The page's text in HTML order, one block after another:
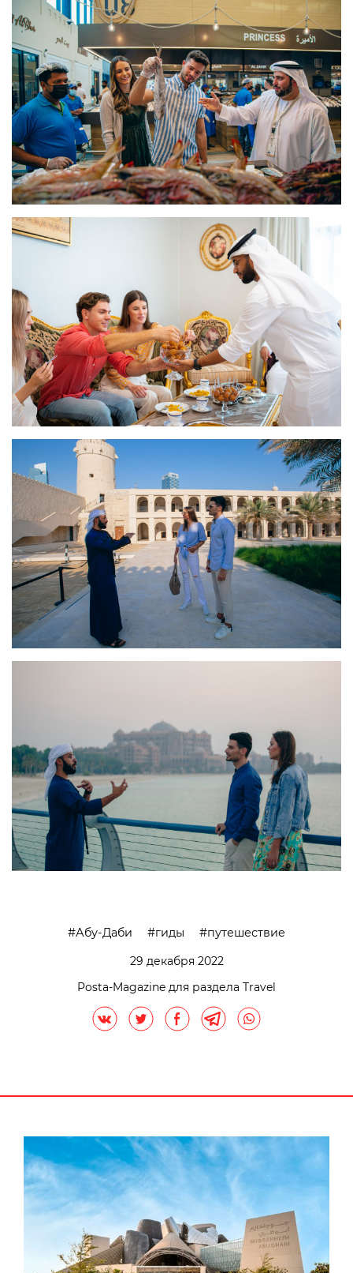
Абу-Даби гиды
путешествие
29 декабря 2022
Posta-Magazine для раздела Travel